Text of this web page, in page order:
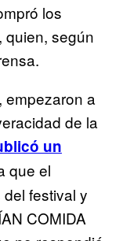
los
quien, según
empezaron a
de la
un
que el
festival y
COMIDA